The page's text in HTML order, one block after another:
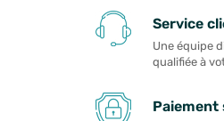
Service
Une équipe
qualifiée à
Paiement